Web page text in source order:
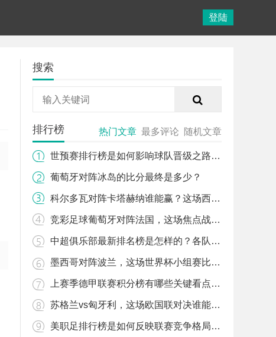
登陆
搜索
排行榜 热门文章 最多评论 随机文章
世预赛排行榜是如何影响球队晋级之路的？
葡萄牙对阵冰岛的比分最终是多少？
科尔多瓦对阵卡塔赫纳谁能赢？这场西乙对决有哪些关键看点？
竞彩足球葡萄牙对阵法国，这场焦点战该怎么看？
中超俱乐部最新排名榜是怎样的？各队表现背后有哪些故事？
墨西哥对阵波兰，这场世界杯小组赛比分会如何？
上赛季德甲联赛积分榜有哪些关键看点和变化？
苏格兰vs匈牙利，这场欧国联对决谁能更胜一筹？
美职足排行榜是如何反映联赛竞争格局的？